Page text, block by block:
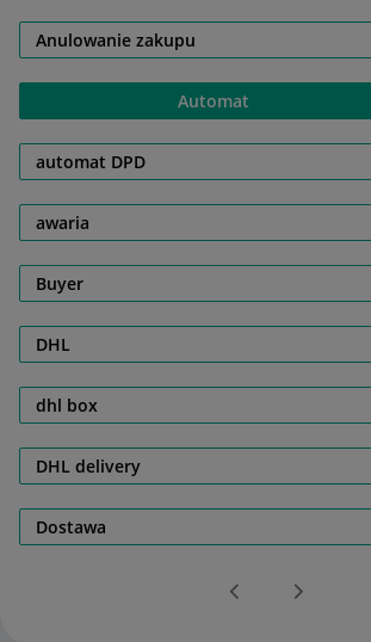
Anulowanie zakupu
Automat
automat DPD
awaria
Buyer
DHL
dhl box
DHL delivery
Dostawa